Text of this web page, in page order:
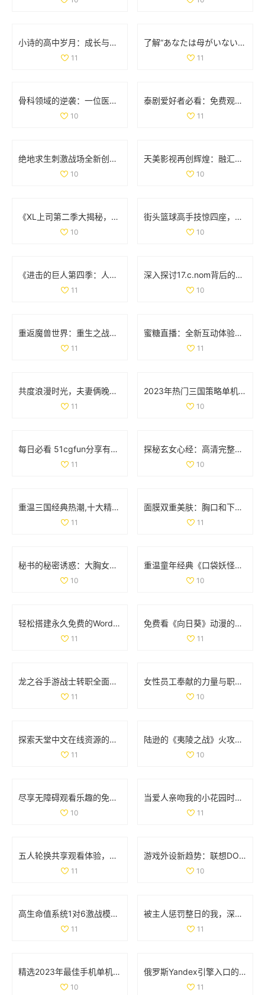
小诗的高中岁月：成长与梦想交织的日记分享
11
了解“あなたは母がいない”的深层含义与情感解析
11
骨科领域的逆袭：一位医生面对两位患者的挑战与思考
10
泰剧爱好者必看：免费观看热门经典电视剧推荐大全
11
绝地求生刺激战场全新创意工坊上线，体验极寒模式的独特挑战与乐趣
10
天美影视再创辉煌：融汇创新与经典的视听盛宴
10
《XL上司第二季大揭秘，角色发展与剧情变化分析》
10
街头篮球高手技惊四座，轻松撕扯对手防线让人叹服
10
《进击的巨人第四季：人类与巨人最终决战的史诗篇章》
11
深入探讨17.c.nom背后的意义与应用实例
10
重返魔兽世界：重生之战斗的奇幻征程与挑战
11
蜜糖直播：全新互动体验引领直播行业风潮
11
共度浪漫时光，夫妻俩晚间电影推荐，温馨不容错过
11
2023年热门三国策略单机手游推荐，塔防类游戏排行榜一览
10
每日必看 51cgfun分享有趣趣闻助你防走丢
11
探秘玄女心经：高清完整版免费在线观看与解读
10
重温三国经典热潮,十大精彩三国手游推荐大盘点！
11
面膜双重美肤：胸口和下部位养护揭秘动图展示
11
秘书的秘密诱惑：大胸女性间的亲密互动与相互渴望
10
重温童年经典《口袋妖怪强进化2.5》，再续佩奇冒险之旅！
10
轻松搭建永久免费的WordPress网站全攻略与实用技巧
11
免费看《向日葵》动漫的最佳途径和资源分享
11
龙之谷手游战士转职全面解析与职业强度对比
11
女性员工奉献的力量与职场价值的平衡探讨
10
探索天堂中文在线资源的多样选择与使用指南
11
陆逊的《夷陵之战》火攻考察：胜利背后的真实因素分析
10
尽享无障碍观看乐趣的免费真人在线直播平台推荐
10
当爱人亲吻我的小花园时，他对我的爱意有多深厚呢
11
五人轮换共享观看体验，畅享精彩电视剧无需花费
11
游戏外设新趋势：联想DOU小助手深度解析与功能体验
10
高生命值系统1对6激战模式全解析与玩法攻略
11
被主人惩罚整日的我，深刻反思自己的行为与成长
11
精选2023年最佳手机单机游戏APP推荐与排行榜分享
10
俄罗斯Yandex引擎入口的详细解析与使用指南
11